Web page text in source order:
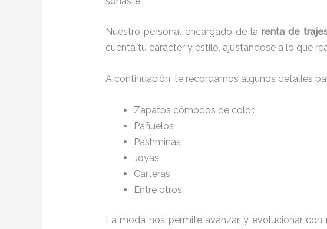
Nuestro personal encargado de larenta de
cuenta tu carácter y estilo, ajustándose a lo que
A continuación, te recordamos algunos detalles
Zapatos cómodos de color.
Pañuelos
Pashminas
Joyas
Carteras
Entre otros.
La moda nos permite avanzar y evolucionar